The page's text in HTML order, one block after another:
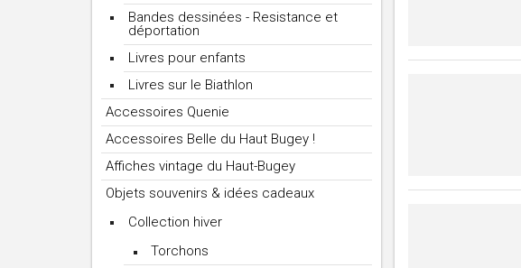
Bandes dessinées - Resistance et
déportation
Livres pour enfants
Livres sur le Biathlon
Accessoires Quenie
Accessoires Belle du Haut Bugey !
Affiches vintage du Haut-Bugey
Objets souvenirs & idées cadeaux
Collection hiver
Torchons